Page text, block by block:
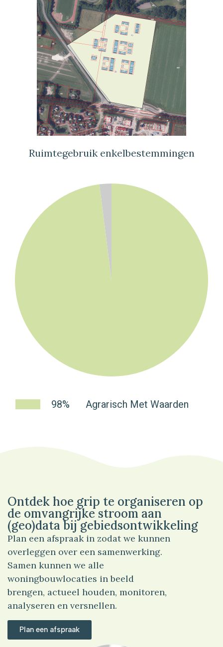
Ruimtegebruik enkelbestemmingen
98% Agrarisch Met Waarden
Ontdek hoe grip te organiseren op
de omvangrijke stroom aan
(geo)data bij gebiedsontwikkeling
Plan een afspraak in zodat we kunnen
overleggen over een samenwerking.
Samen kunnen we alle
woningbouwlocaties in beeld
brengen, actueel houden, monitoren,
analyseren en versnellen.
Plan een afspraak